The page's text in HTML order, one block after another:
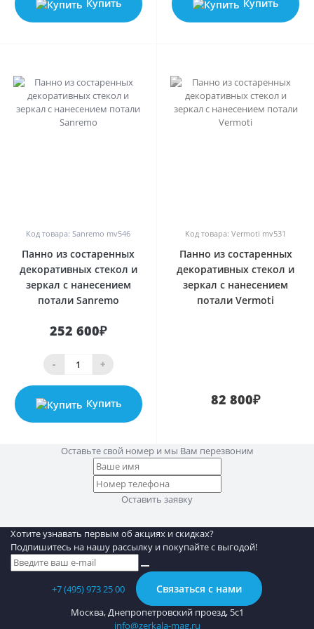
Купить Купить
Код товара: Sanremo mv546
Панно из состаренных
декоративных стекол и
зеркал с нанесением
потали Sanremo
252 600₽
- +
Купить
Код товара: Vermoti mv531
Панно из состаренных
декоративных стекол и
зеркал с нанесением
потали Vermoti
82 800₽
Оставьте свой номер и мы Вам перезвоним
Оставить заявку
Хотите узнавать первым об акциях и скидках?
Подпишитесь на нашу рассылку и покупайте с выгодой!
+7 (495) 973 25 00 Связаться с нами
Москва, Днепропетровский проезд, 5с1
info@zerkala-mag.ru